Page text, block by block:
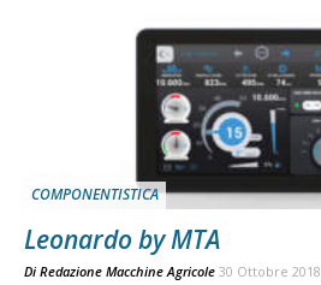
COMPONENTISTICA
Leonardo by MTA
Di Redazione Macchine Agricole 30 Ottobre 2018